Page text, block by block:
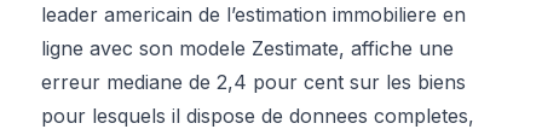
leader americain de l’estimation immobiliere en
ligne avec son modele Zestimate, affiche une
erreur mediane de 2,4 pour cent sur les biens
pour lesquels il dispose de donnees completes,